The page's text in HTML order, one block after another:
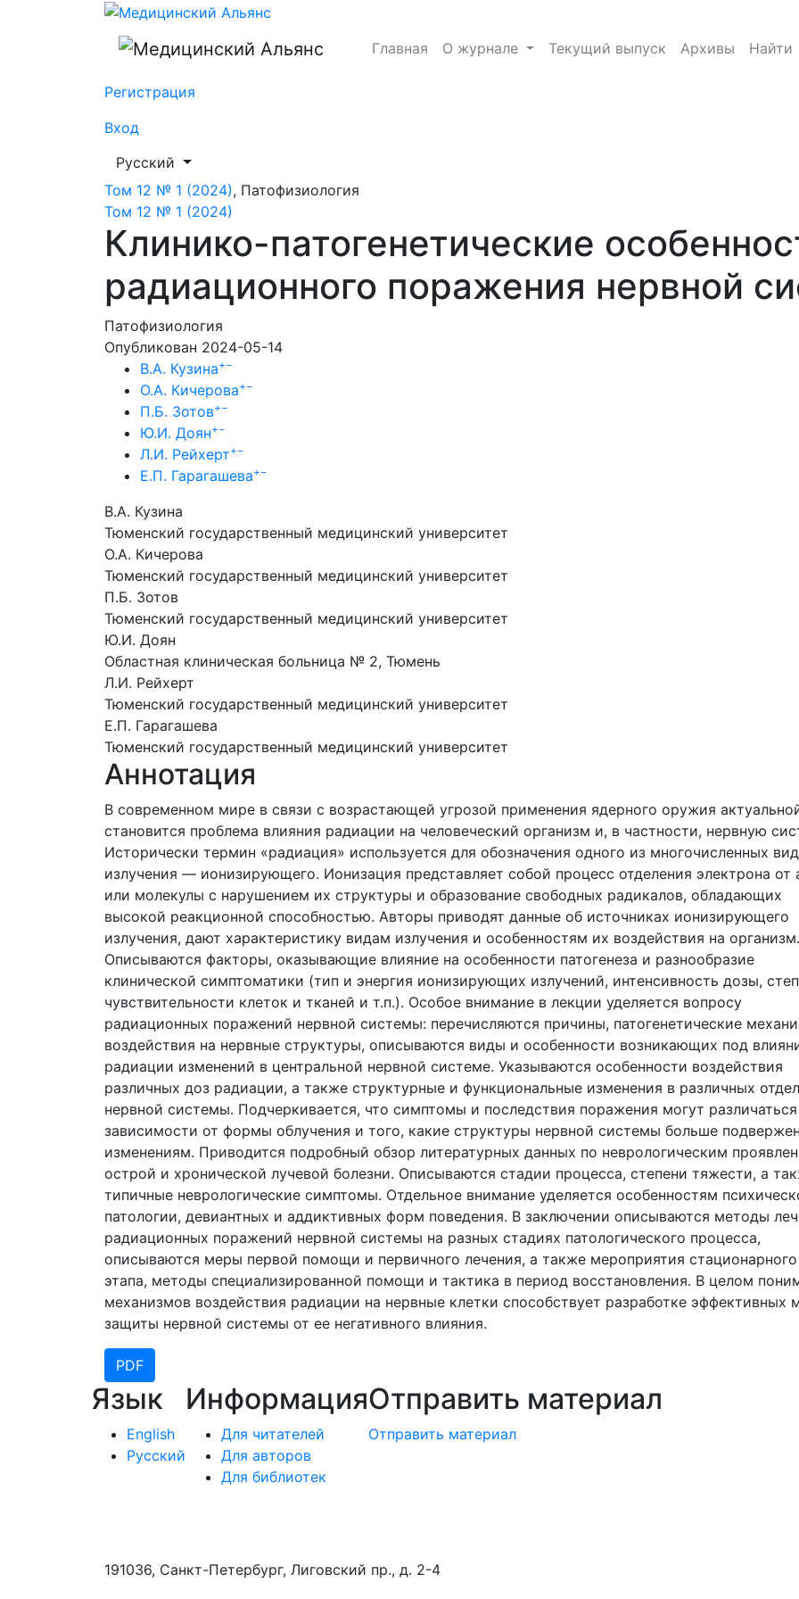
Клинико-патогенетические особенности радиационного поражения нервной системы (лекция)
Главная О журнале Текущий выпуск Архивы Найти
Регистрация
Вход
##plugins.themes.healthSciences.language.toggle##
Русский
Том 12 № 1 (2024), Патофизиология
Том 12 № 1 (2024)
Клинико-патогенетические
радиационного поражения нервной
Патофизиология
Опубликован 2024-05-14
В.А. Кузина+−
О.А. Кичерова+−
П.Б. Зотов+−
Ю.И. Доян+−
Л.И. Рейхерт+−
Е.П. Гарагашева+−
В.А. Кузина
Тюменский государственный медицинский университет
О.А. Кичерова
Тюменский государственный медицинский университет
П.Б. Зотов
Тюменский государственный медицинский университет
Ю.И. Доян
Областная клиническая больница № 2, Тюмень
Л.И. Рейхерт
Тюменский государственный медицинский университет
Е.П. Гарагашева
Тюменский государственный медицинский университет
Аннотация
В современном мире в связи с возрастающей угрозой применения ядерного оружия
становится проблема влияния радиации на человеческий организм и, в частности, нервную
Исторически термин «радиация» используется для обозначения одного из многочисленных
излучения — ионизирующего. Ионизация представляет собой процесс отделения электрона от
или молекулы с нарушением их структуры и образование свободных радикалов, обладающих
высокой реакционной способностью. Авторы приводят данные об источниках ионизирующего
излучения, дают характеристику видам излучения и особенностям их воздействия на организм.
Описываются факторы, оказывающие влияние на особенности патогенеза и разнообразие
клинической симптоматики (тип и энергия ионизирующих излучений, интенсивность дозы,
чувствительности клеток и тканей и т.п.). Особое внимание в лекции уделяется вопросу
радиационных поражений нервной системы: перечисляются причины, патогенетические
воздействия на нервные структуры, описываются виды и особенности возникающих под
радиации изменений в центральной нервной системе. Указываются особенности воздействия
различных доз радиации, а также структурные и функциональные изменения в различных
нервной системы. Подчеркивается, что симптомы и последствия поражения могут
зависимости от формы облучения и того, какие структуры нервной системы больше
изменениям. Приводится подробный обзор литературных данных по неврологическим
острой и хронической лучевой болезни. Описываются стадии процесса, степени тяжести, а
типичные неврологические симптомы. Отдельное внимание уделяется особенностям
патологии, девиантных и аддиктивных форм поведения. В заключении описываются методы
радиационных поражений нервной системы на разных стадиях патологического процесса,
описываются меры первой помощи и первичного лечения, а также мероприятия стационарного
этапа, методы специализированной помощи и тактика в период восстановления. В целом
механизмов воздействия радиации на нервные клетки способствует разработке эффективных
защиты нервной системы от ее негативного влияния.
PDF
Язык
English
Русский
Информация
Для читателей
Для авторов
Для библиотек
Отправить материал
Отправить материал
191036, Санкт-Петербург, Лиговский пр., д. 2-4